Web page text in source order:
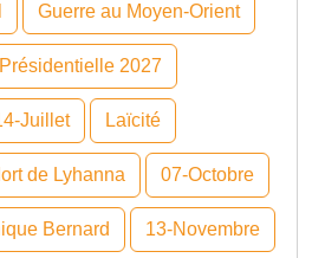
Guerre au Moyen-Orient
Présidentielle 2027
Juillet Laïcité
de Lyhanna 07-Octobre
Bernard 13-Novembre